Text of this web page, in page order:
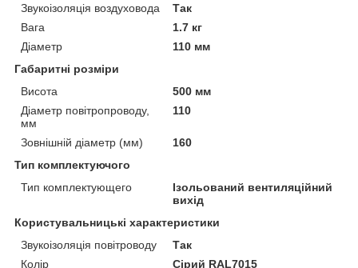
Звукоізоляція воздуховода
Так
Вага
1.7 кг
Діаметр
110 мм
Габаритні розміри
Висота
500 мм
Діаметр повітропроводу,
мм
110
Зовнішній діаметр (мм)
160
Тип комплектуючого
Тип комплектующего
Ізольований вентиляційний
вихід
Користувальницькі характеристики
Звукоізоляція повітроводу
Так
Колір
Сірий RAL7015